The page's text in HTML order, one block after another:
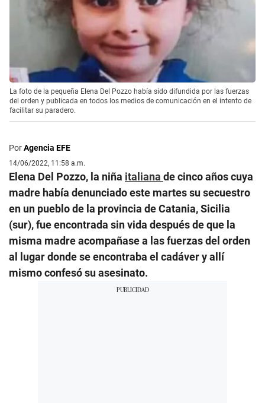
La foto de la pequeña Elena Del Pozzo había sido difundida por las fuerzas
del orden y publicada en todos los medios de comunicación en el intento de
facilitar su paradero.
PorAgencia EFE
14/06/2022, 11:58 a.m.
Elena Del Pozzo, la niña italiana de cinco años cuya
madre había denunciado este martes su secuestro
en un pueblo de la provincia de Catania, Sicilia
(sur), fue encontrada sin vida después de que la
misma madre acompañase a las fuerzas del orden
al lugar donde se encontraba el cadáver y allí
mismo confesó su asesinato.